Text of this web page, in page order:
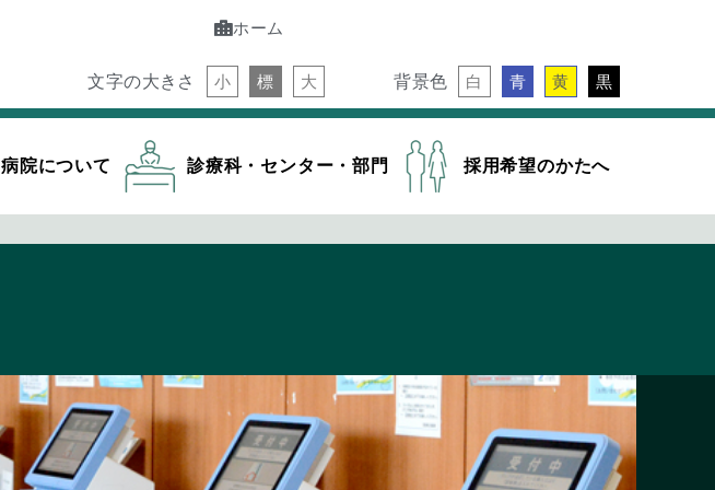
ホーム
文字の大きさ 小 標 大 背景色 白 青 黄 黒
病院について 診療科・センター・部門 採用希望のかたへ